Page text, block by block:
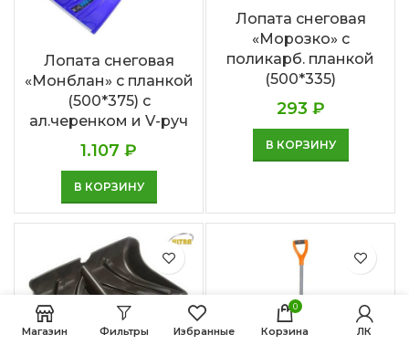
Лопата снеговая
«Монблан» с планкой
(500*375) с
ал.черенком и V-руч
1.107 ₽
В КОРЗИНУ
Лопата снеговая
«Морозко» с
поликарб. планкой
(500*335)
293 ₽
В КОРЗИНУ
Магазин Фильтры Избранные
0
Корзина ЛК